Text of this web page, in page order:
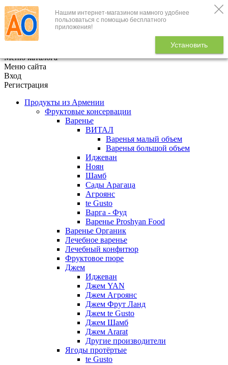
Нашим интернет-магазином намного удобнее
пользоваться с помощью бесплатного
приложения!
Установить
+7 (495) 646-888-1
В корзине
Меню каталога
Меню сайта
Вход
Регистрация
Продукты из Армении
Фруктовые консервации
Варенье
ВИТАЛ
Варенья малый объем
Варенья большой объем
Иджеван
Ноян
Шамб
Сады Арагаца
Агроянс
te Gusto
Варга - Фуд
Варенье Proshyan Food
Варенье Органик
Лечебное варенье
Лечебный конфитюр
Фруктовое пюре
Джем
Иджеван
Джем YAN
Джем Агроянс
Джем Фрут Ланд
Джем te Gusto
Джем Шамб
Джем Ararat
Другие производители
Ягоды протёртые
te Gusto